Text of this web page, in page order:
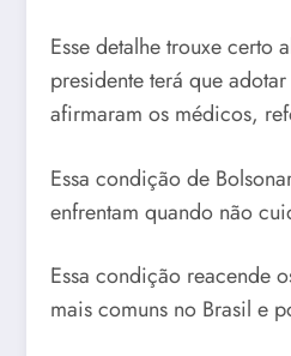
Esse detalhe trouxe certo
presidente terá que
afirmaram os médicos,
Essa condição de
enfrentam quando não
Essa condição reacende
mais comuns no Brasil e